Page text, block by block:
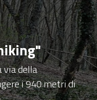
via della
i 940 metri di